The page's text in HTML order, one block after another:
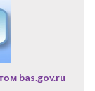
bas.gov.ru